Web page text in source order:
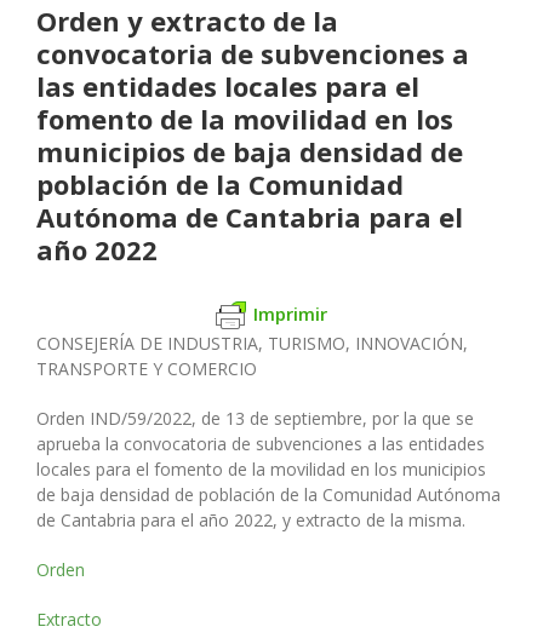
Orden y extracto de la
convocatoria de subvenciones a
las entidades locales para el
fomento de la movilidad en los
municipios de baja densidad de
población de la Comunidad
Autónoma de Cantabria para el
año 2022
Imprimir
CONSEJERÍA DE INDUSTRIA, TURISMO, INNOVACIÓN,
TRANSPORTE Y COMERCIO
Orden IND/59/2022, de 13 de septiembre, por la que se
aprueba la convocatoria de subvenciones a las entidades
locales para el fomento de la movilidad en los municipios
de baja densidad de población de la Comunidad Autónoma
de Cantabria para el año 2022, y extracto de la misma.
Orden
Extracto